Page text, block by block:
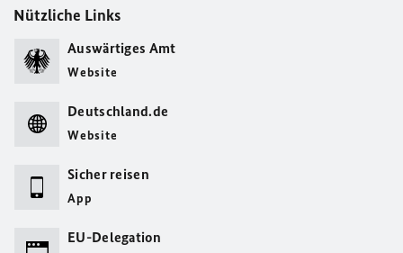
Nützliche Links
Auswärtiges Amt
Website
Deutschland.de
Website
Sicher reisen
App
EU-Delegation